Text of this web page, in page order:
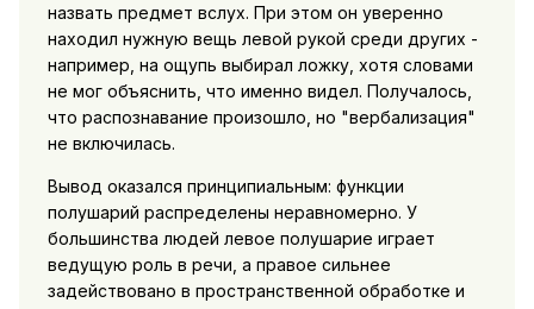
назвать предмет вслух. При этом он уверенно
находил нужную вещь левой рукой среди других -
например, на ощупь выбирал ложку, хотя словами
не мог объяснить, что именно видел. Получалось,
что распознавание произошло, но "вербализация"
не включилась.
Вывод оказался принципиальным: функции
полушарий распределены неравномерно. У
большинства людей левое полушарие играет
ведущую роль в речи, а правое сильнее
задействовано в пространственной обработке и